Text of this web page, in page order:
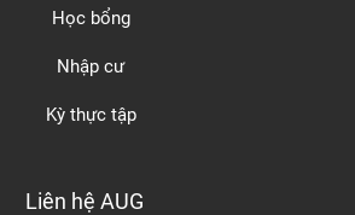
Học bổng
Nhập cư
Kỳ thực tập
Liên hệ AUG